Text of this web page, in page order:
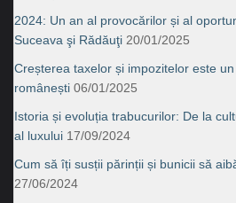
2024: Un an al provocărilor și al
Suceava şi Rădăuţi 20/01/2025
Creșterea taxelor și impozitelor este
românești 06/01/2025
Istoria și evoluția trabucurilor: De la
al luxului 17/09/2024
Cum să îți susții părinții și bunicii să
27/06/2024